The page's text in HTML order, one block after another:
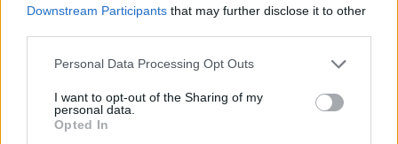
Downstream Participants that may further disclose it to other
Please note that this website/app uses one or more Google
not limited to your visit or usage behaviour. You may click to
grant or deny consent to Google and its third-party tags to
use your data for below specified purposes in below Google
Personal Data Processing Opt Outs
I want to opt-out of the Sharing of my
personal data.
Opted In
ΤΙ ΔΙΑΒΑΖΕΤΑΙ